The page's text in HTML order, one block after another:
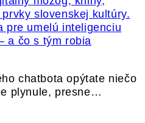
pre umelú inteligenciu
a čo s tým robia
chatbota opýtate niečo
plynule, presne…